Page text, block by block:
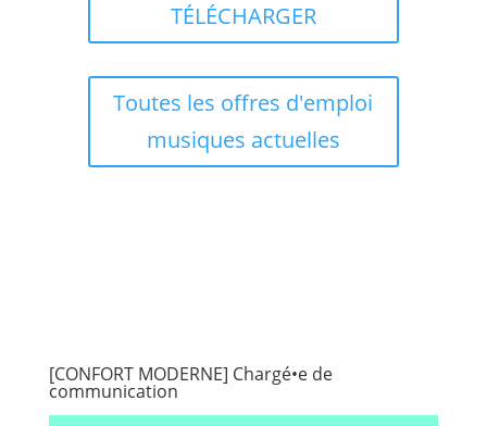
TÉLÉCHARGER
Toutes les offres d'emploi
musiques actuelles
[CONFORT MODERNE] Chargé•e de
communication